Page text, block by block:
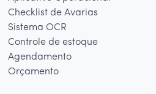
Checklist de Avarias
Sistema OCR
Controle de estoque
Agendamento
Orçamento